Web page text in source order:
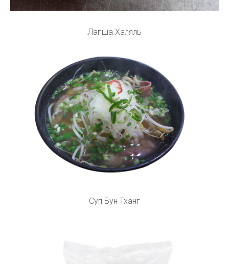
Лапша Халяль
Суп Бун Тханг